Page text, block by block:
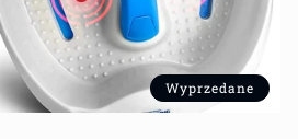
Wyprzedane